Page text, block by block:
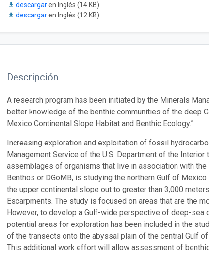
descargaren Inglés (14 KB)
descargaren Inglés (12 KB)
Descripción
A research program has been initiated by the Minerals
better knowledge of the benthic communities of the deep
Mexico Continental Slope Habitat and Benthic Ecology.”
Increasing exploration and exploitation of fossil
Management Service of the U.S. Department of the
assemblages of organisms that live in association with
Benthos or DGoMB, is studying the northern Gulf of
the upper continental slope out to greater than 3,000
Escarpments. The study is focused on areas that are the
However, to develop a Gulf-wide perspective of deep-sea
potential areas for exploration has been included in the
of the transects onto the abyssal plain of the central Gulf
This additional work effort will allow assessment of